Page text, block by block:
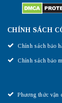
CHÍNH SÁCH
Chính sách bảo
Chính sách bảo
Phương thức vận